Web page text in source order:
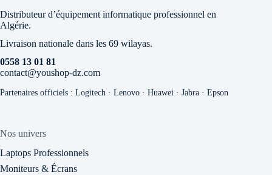
Distributeur d’équipement informatique professionnel en
Algérie.
Livraison nationale dans les 69 wilayas.
0558 13 01 81
contact@youshop-dz.com
Partenaires officiels : Logitech · Lenovo · Huawei · Jabra · Epson
Nos univers
Laptops Professionnels
Moniteurs & Écrans